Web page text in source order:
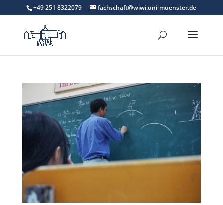
+49 251 8322079 fachschaft@wiwi.uni-muenster.de